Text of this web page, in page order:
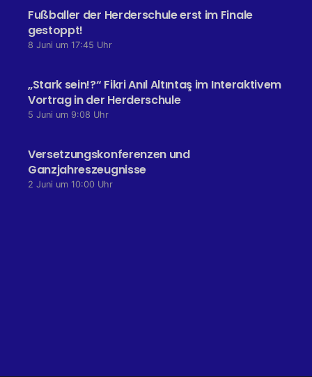
Fußballer der Herderschule erst im Finale
gestoppt!
8 Juni um 17:45 Uhr
„Stark sein!?“ Fikri Anıl Altıntaş im Interaktivem
Vortrag in der Herderschule
5 Juni um 9:08 Uhr
Versetzungskonferenzen und
Ganzjahreszeugnisse
2 Juni um 10:00 Uhr